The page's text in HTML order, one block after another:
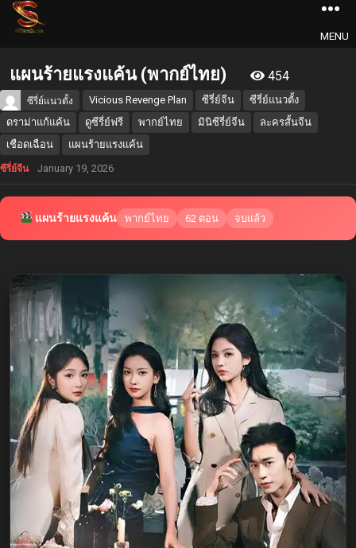
MENU
แผนร้ายแรงแค้น (พากย์ไทย) 454
ซีรี่ย์แนวตั้ง Vicious Revenge Plan ซีรี่ย์จีน
ซีรี่ย์แนวตั้ง
ดราม่าแก้แค้น
ดูซีรี่ย์ฟรี พากย์ไทย มินิซีรี่ย์จีน
ละครสั้นจีน
เชือดเฉือน
แผนร้ายแรงแค้น
ซีรี่ย์จีน January 19, 2026
แผนร้ายแรงแค้น พากย์ไทย 62 ตอน จบแล้ว